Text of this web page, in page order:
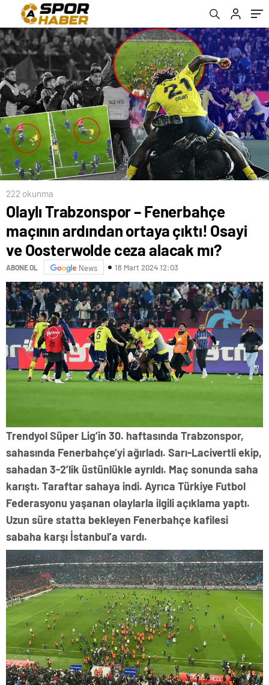
ceza alacak mı?
222 okunma
Olaylı Trabzonspor – Fenerbahçe
maçının ardından ortaya çıktı! Osayi
ve Oosterwolde ceza alacak mı?
ABONE OL News 18 Mart 2024 12:03
Trendyol Süper Lig’in 30. haftasında Trabzonspor,
sahasında Fenerbahçe’yi ağırladı. Sarı-Lacivertli ekip,
sahadan 3-2’lik üstünlükle ayrıldı. Maç sonunda saha
karıştı. Taraftar sahaya indi. Ayrıca Türkiye Futbol
Federasyonu yaşanan olaylarla ilgili açıklama yaptı.
Uzun süre statta bekleyen Fenerbahçe kafilesi
sabaha karşı İstanbul’a vardı.